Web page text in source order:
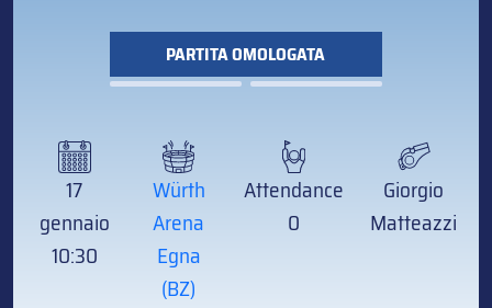
PARTITA OMOLOGATA
17
gennaio
10:30
Würth
Arena
Egna
(BZ)
Attendance
0
Giorgio
Matteazzi